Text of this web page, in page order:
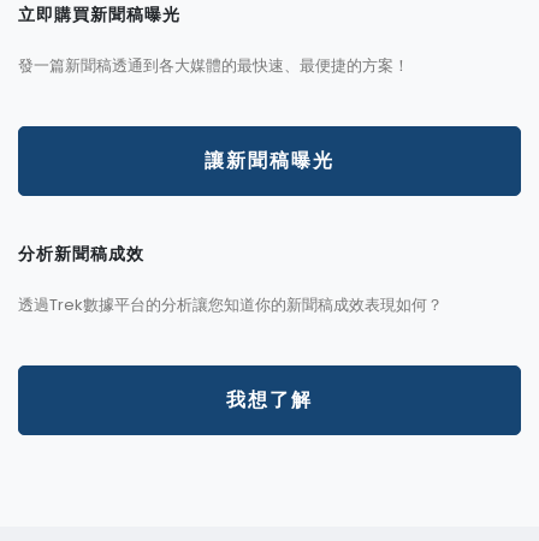
立即購買新聞稿曝光
發一篇新聞稿透通到各大媒體的最快速、最便捷的方案！
讓新聞稿曝光
分析新聞稿成效
透過Trek數據平台的分析讓您知道你的新聞稿成效表現如何？
我想了解